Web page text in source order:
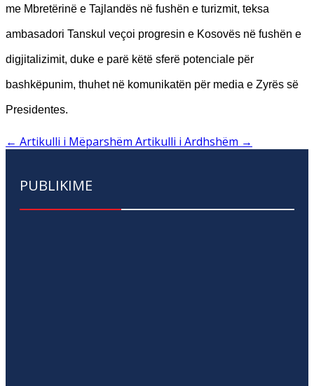
me Mbretërinë e Tajlandës në fushën e turizmit, teksa
ambasadori Tanskul veçoi progresin e Kosovës në fushën e
digjitalizimit, duke e parë këtë sferë potenciale për
bashkëpunim, thuhet në komunikatën për media e Zyrës së
Presidentes.
← Artikulli i Mëparshëm Artikulli i Ardhshëm →
PUBLIKIME